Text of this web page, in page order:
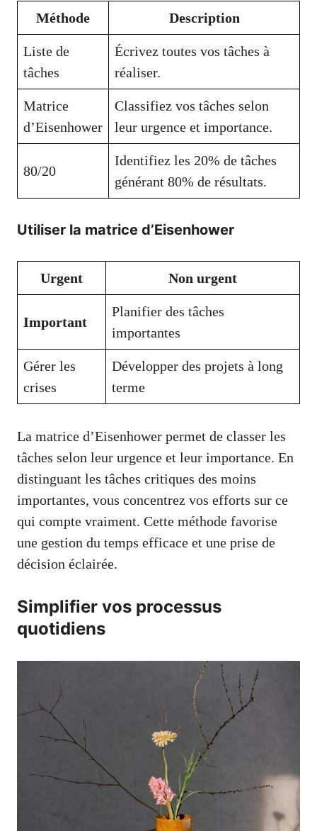
Méthode Description
Liste de
tâches
Écrivez toutes vos tâches à
réaliser.
Matrice
d’Eisenhower
Classifiez vos tâches selon
leur urgence et importance.
80/20
Identifiez les 20% de tâches
générant 80% de résultats.
Utiliser la matrice d’Eisenhower
Urgent Non urgent
Important
Planifier des tâches
importantes
Gérer les
crises
Développer des projets à long
terme
La matrice d’Eisenhower permet de classer les
tâches selon leur urgence et leur importance. En
distinguant les tâches critiques des moins
importantes, vous concentrez vos efforts sur ce
qui compte vraiment. Cette méthode favorise
une gestion du temps efficace et une prise de
décision éclairée.
Simplifier vos processus
quotidiens